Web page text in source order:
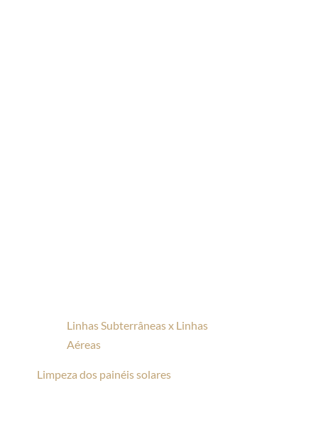
Linhas Subterrâneas x Linhas
Aéreas
Limpeza dos painéis solares